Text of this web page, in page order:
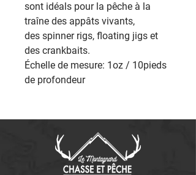
sont idéals pour la pêche à la
traîne des appâts vivants,
des spinner rigs, floating jigs et
des crankbaits.
Échelle de mesure: 1oz / 10pieds
de profondeur